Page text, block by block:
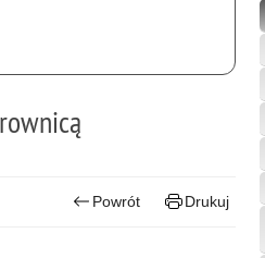
Powrót Drukuj